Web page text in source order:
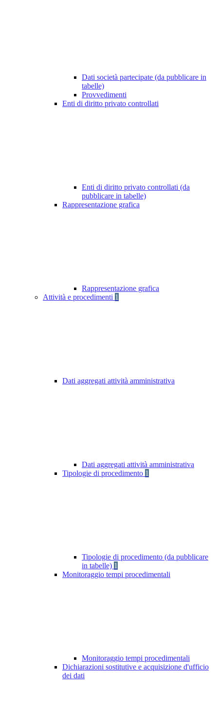
Dati società partecipate (da pubblicare in
tabelle)
Provvedimenti
Enti di diritto privato controllati
Enti di diritto privato controllati (da
pubblicare in tabelle)
Rappresentazione grafica
Rappresentazione grafica
Attività e procedimenti 1
Dati aggregati attività amministrativa
Dati aggregati attività amministrativa
Tipologie di procedimento 1
Tipologie di procedimento (da pubblicare
in tabelle) 1
Monitoraggio tempi procedimentali
Monitoraggio tempi procedimentali
Dichiarazioni sostitutive e acquisizione d'ufficio
dei dati